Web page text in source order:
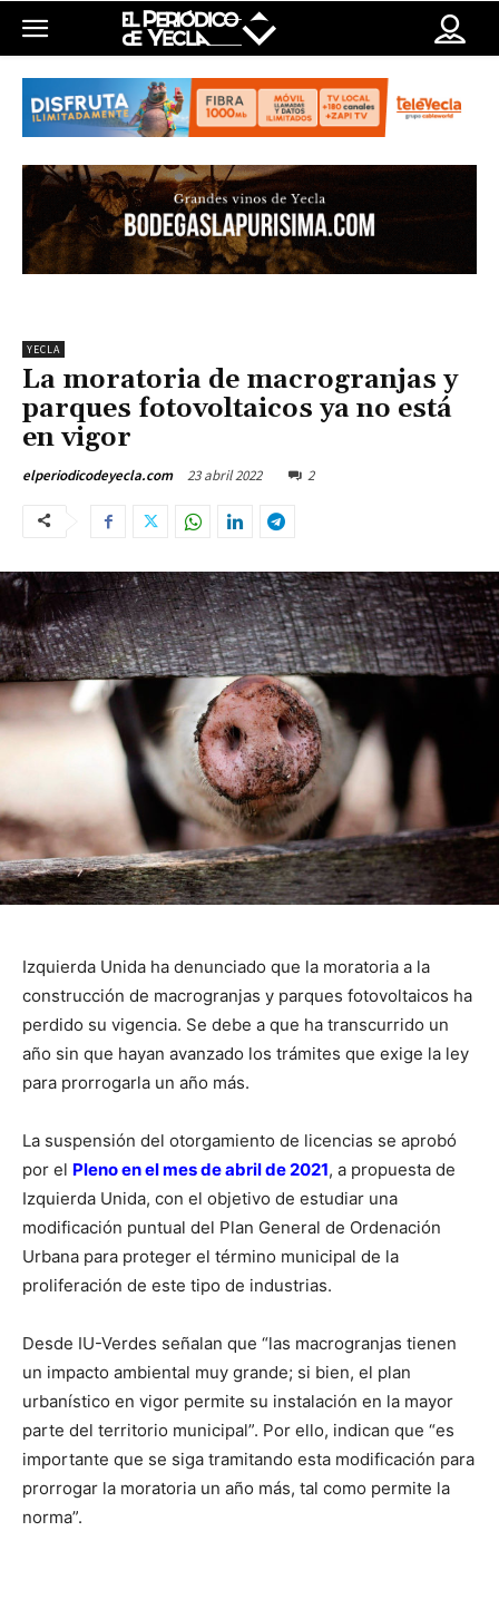
YECLA
La moratoria de macrogranjas y
parques fotovoltaicos ya no está
en vigor
elperiodicodeyecla.com 23 abril 2022 2
Izquierda Unida ha denunciado que la moratoria a la
construcción de macrogranjas y parques fotovoltaicos ha
perdido su vigencia. Se debe a que ha transcurrido un
año sin que hayan avanzado los trámites que exige la ley
para prorrogarla un año más.
La suspensión del otorgamiento de licencias se aprobó
por el Pleno en el mes de abril de 2021, a propuesta de
Izquierda Unida, con el objetivo de estudiar una
modificación puntual del Plan General de Ordenación
Urbana para proteger el término municipal de la
proliferación de este tipo de industrias.
Desde IU-Verdes señalan que “las macrogranjas tienen
un impacto ambiental muy grande; si bien, el plan
urbanístico en vigor permite su instalación en la mayor
parte del territorio municipal”. Por ello, indican que “es
importante que se siga tramitando esta modificación para
prorrogar la moratoria un año más, tal como permite la
norma”.